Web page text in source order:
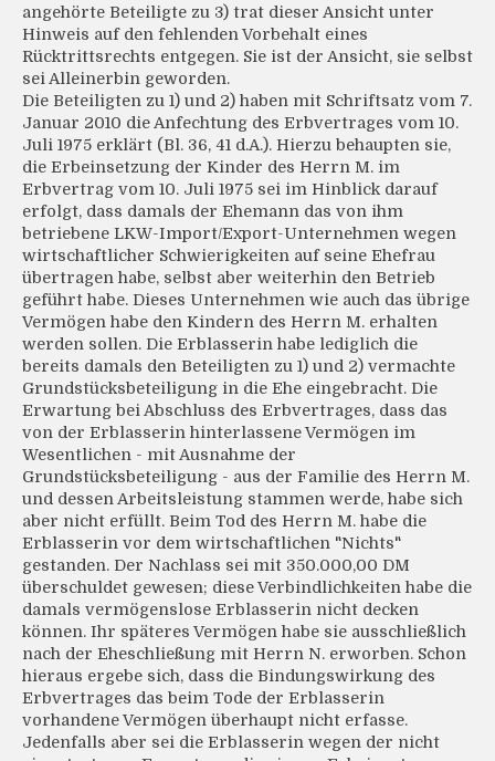
angehörte Beteiligte zu 3) trat dieser Ansicht unter
Hinweis auf den fehlenden Vorbehalt eines
Rücktrittsrechts entgegen. Sie ist der Ansicht, sie selbst
sei Alleinerbin geworden.
Die Beteiligten zu 1) und 2) haben mit Schriftsatz vom 7.
Januar 2010 die Anfechtung des Erbvertrages vom 10.
Juli 1975 erklärt (Bl. 36, 41 d.A.). Hierzu behaupten sie,
die Erbeinsetzung der Kinder des Herrn M. im
Erbvertrag vom 10. Juli 1975 sei im Hinblick darauf
erfolgt, dass damals der Ehemann das von ihm
betriebene LKW-Import/Export-Unternehmen wegen
wirtschaftlicher Schwierigkeiten auf seine Ehefrau
übertragen habe, selbst aber weiterhin den Betrieb
geführt habe. Dieses Unternehmen wie auch das übrige
Vermögen habe den Kindern des Herrn M. erhalten
werden sollen. Die Erblasserin habe lediglich die
bereits damals den Beteiligten zu 1) und 2) vermachte
Grundstücksbeteiligung in die Ehe eingebracht. Die
Erwartung bei Abschluss des Erbvertrages, dass das
von der Erblasserin hinterlassene Vermögen im
Wesentlichen - mit Ausnahme der
Grundstücksbeteiligung - aus der Familie des Herrn M.
und dessen Arbeitsleistung stammen werde, habe sich
aber nicht erfüllt. Beim Tod des Herrn M. habe die
Erblasserin vor dem wirtschaftlichen "Nichts"
gestanden. Der Nachlass sei mit 350.000,00 DM
überschuldet gewesen; diese Verbindlichkeiten habe die
damals vermögenslose Erblasserin nicht decken
können. Ihr späteres Vermögen habe sie ausschließlich
nach der Eheschließung mit Herrn N. erworben. Schon
hieraus ergebe sich, dass die Bindungswirkung des
Erbvertrages das beim Tode der Erblasserin
vorhandene Vermögen überhaupt nicht erfasse.
Jedenfalls aber sei die Erblasserin wegen der nicht